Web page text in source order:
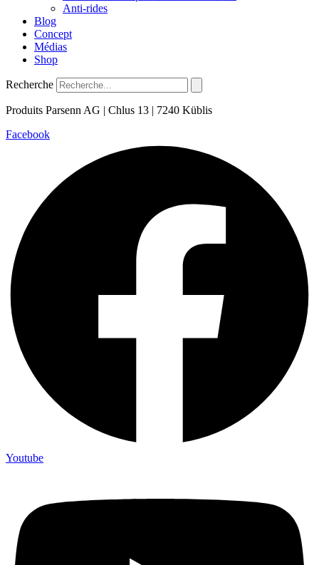
Anti-rides
Blog
Concept
Médias
Shop
Recherche
Produits Parsenn AG | Chlus 13 | 7240 Küblis
Facebook
Youtube